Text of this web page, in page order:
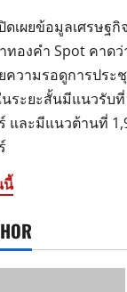
ดเผยข้อมูลเศรษฐ
องคำ Spot คาดว่
ความรอดูการประ
ระยะสั้นมีแนวรับที่
และมีแนวต้านที่
นี้